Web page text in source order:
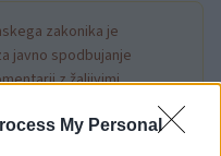
My Personal
zakonika je
javno spodbujanje
z žaljivimi,
vsebinami bodo